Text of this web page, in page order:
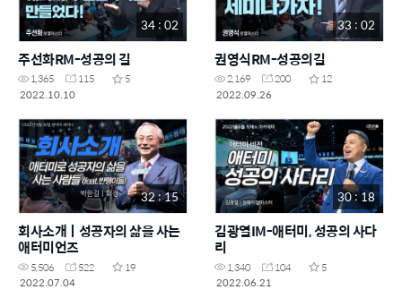
34 : 02
주선화RM-성공의 길
1,365 115
5
2022.10.10
33 : 02
권영식RM-성공의길
2,169 200
12
2022.09.26
32 : 15
회사소개ㅣ성공자의 삶을 사는
애터미언즈
5,506 522
19
2022.07.04
30 : 18
김광열IM-애터미, 성공의 사다
리
1,340 104
5
2022.06.21